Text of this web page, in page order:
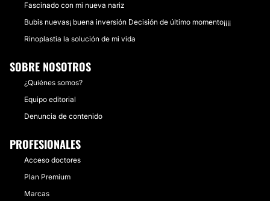
Fascinado con mi nueva nariz
Bubis nuevas¡ buena inversión Decisión de último momento¡¡¡¡
Rinoplastia la solución de mi vida
SOBRE NOSOTROS
¿Quiénes somos?
Equipo editorial
Denuncia de contenido
PROFESIONALES
Acceso doctores
Plan Premium
Marcas